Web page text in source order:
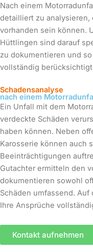
Nach einem
detailliert zu analysieren,
vorhanden sein können.
Hüttlingen sind darauf
zu dokumentieren und
vollständig
Schadensanalyse
nach einem
Ein Unfall mit dem
verdeckte Schäden
haben können. Neben
Karosserie können auch
Beeinträchtigungen
Gutachter ermitteln den
dokumentieren sowohl
Schäden umfassend.
Ihre Ansprüche
Kontakt aufnehmen